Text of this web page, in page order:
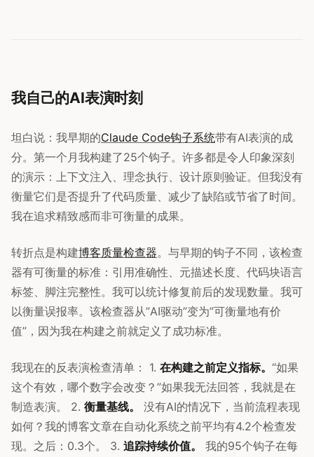
我自己的AI表演时刻
坦白说：我早期的Claude Code钩子系统带有AI表演的成
分。第一个月我构建了25个钩子。许多都是令人印象深刻
的演示：上下文注入、理念执行、设计原则验证。但我没有
衡量它们是否提升了代码质量、减少了缺陷或节省了时间。
我在追求精致感而非可衡量的成果。
转折点是构建博客质量检查器。与早期的钩子不同，该检查
器有可衡量的标准：引用准确性、元描述长度、代码块语言
标签、脚注完整性。我可以统计修复前后的发现数量。我可
以衡量误报率。该检查器从”AI驱动”变为”可衡量地有价
值”，因为我在构建之前就定义了成功标准。
我现在的反表演检查清单： 1. 在构建之前定义指标。 “如果
这个有效，哪个数字会改变？”如果我无法回答，我就是在
制造表演。 2. 衡量基线。
没有AI的情况下，当前流程表现
如何？我的博客文章在自动化系统之前平均有4.2个检查发
现。之后：0.3个。 3. 追踪持续价值。
我的95个钩子在每